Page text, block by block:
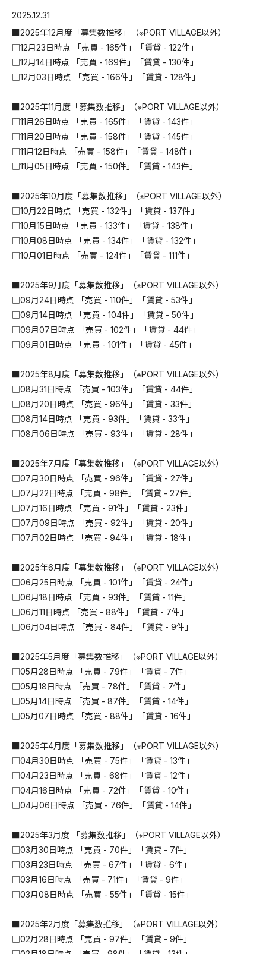
2025.12.31
■2025年12月度「募集数推移」（※PORT VILLAGE以外）
□12月23日時点 「売買 - 165件」「賃貸 - 122件」
□12月14日時点 「売買 - 169件」「賃貸 - 130件」
□12月03日時点 「売買 - 166件」「賃貸 - 128件」
■2025年11月度「募集数推移」（※PORT VILLAGE以外）
□11月26日時点 「売買 - 165件」「賃貸 - 143件」
□11月20日時点 「売買 - 158件」「賃貸 - 145件」
□11月12日時点 「売買 - 158件」「賃貸 - 148件」
□11月05日時点 「売買 - 150件」「賃貸 - 143件」
■2025年10月度「募集数推移」（※PORT VILLAGE以外）
□10月22日時点 「売買 - 132件」「賃貸 - 137件」
□10月15日時点 「売買 - 133件」「賃貸 - 138件」
□10月08日時点 「売買 - 134件」「賃貸 - 132件」
□10月01日時点 「売買 - 124件」「賃貸 - 111件」
■2025年9月度「募集数推移」（※PORT VILLAGE以外）
□09月24日時点 「売買 - 110件」「賃貸 - 53件」
□09月14日時点 「売買 - 104件」「賃貸 - 50件」
□09月07日時点 「売買 - 102件」「賃貸 - 44件」
□09月01日時点 「売買 - 101件」「賃貸 - 45件」
■2025年8月度「募集数推移」（※PORT VILLAGE以外）
□08月31日時点 「売買 - 103件」「賃貸 - 44件」
□08月20日時点 「売買 - 96件」「賃貸 - 33件」
□08月14日時点 「売買 - 93件」「賃貸 - 33件」
□08月06日時点 「売買 - 93件」「賃貸 - 28件」
■2025年7月度「募集数推移」（※PORT VILLAGE以外）
□07月30日時点 「売買 - 96件」「賃貸 - 27件」
□07月22日時点 「売買 - 98件」「賃貸 - 27件」
□07月16日時点 「売買 - 91件」「賃貸 - 23件」
□07月09日時点 「売買 - 92件」「賃貸 - 20件」
□07月02日時点 「売買 - 94件」「賃貸 - 18件」
■2025年6月度「募集数推移」（※PORT VILLAGE以外）
□06月25日時点 「売買 - 101件」「賃貸 - 24件」
□06月18日時点 「売買 - 93件」「賃貸 - 11件」
□06月11日時点 「売買 - 88件」「賃貸 - 7件」
□06月04日時点 「売買 - 84件」「賃貸 - 9件」
■2025年5月度「募集数推移」（※PORT VILLAGE以外）
□05月28日時点 「売買 - 79件」「賃貸 - 7件」
□05月18日時点 「売買 - 78件」「賃貸 - 7件」
□05月14日時点 「売買 - 87件」「賃貸 - 14件」
□05月07日時点 「売買 - 88件」「賃貸 - 16件」
■2025年4月度「募集数推移」（※PORT VILLAGE以外）
□04月30日時点 「売買 - 75件」「賃貸 - 13件」
□04月23日時点 「売買 - 68件」「賃貸 - 12件」
□04月16日時点 「売買 - 72件」「賃貸 - 10件」
□04月06日時点 「売買 - 76件」「賃貸 - 14件」
■2025年3月度 「募集数推移」（※PORT VILLAGE以外）
□03月30日時点 「売買 - 70件」「賃貸 - 7件」
□03月23日時点 「売買 - 67件」「賃貸 - 6件」
□03月16日時点 「売買 - 71件」「賃貸 - 9件」
□03月08日時点 「売買 - 55件」「賃貸 - 15件」
■2025年2月度「募集数推移」（※PORT VILLAGE以外）
□02月28日時点 「売買 - 97件」「賃貸 - 9件」